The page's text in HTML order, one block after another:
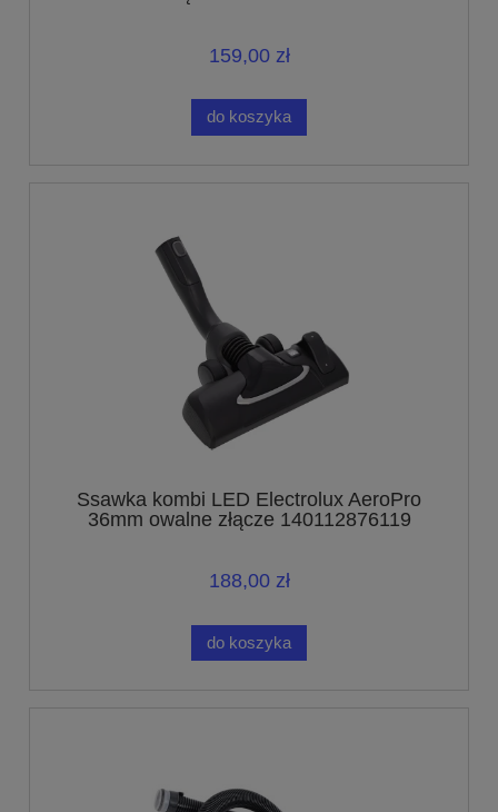
159,00 zł
do koszyka
Ssawka kombi LED Electrolux AeroPro
36mm owalne złącze 140112876119
188,00 zł
do koszyka